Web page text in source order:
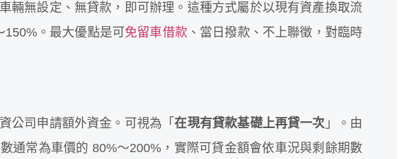
輛無設定、無貸款，即可辦理。這種方式屬於以現有資產換取流
。最大優點是可 免留車借款 、當日撥款、不上聯徵，對臨時
公司申請額外資金。可視為「在現有貸款基礎上再貸一次 」。由
通常為車價的 80%～200%，實際可貸金額會依車況與剩餘期數